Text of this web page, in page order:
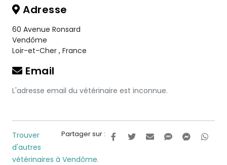
Adresse
60 Avenue Ronsard
Vendôme
Loir-et-Cher , France
Email
L'adresse email du vétérinaire est inconnue.
Partager sur :
Trouver
d'autres
vétérinaires à Vendôme.